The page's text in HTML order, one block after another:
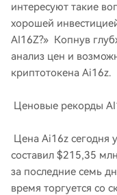
интересуют такие
хорошей
AI16Z?» Копнув
анализ цен и
криптотокена Ai16z.
Ценовые рекорды
Цена Ai16z сегодня
составил $215,35
за последние семь
время торгуется со